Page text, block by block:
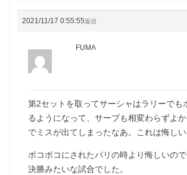
2021/11/17 0:55:55返信
FUMA
第2セットを取ってサーシャはラリーでも
るようになって、サーブも相変わらずよ
でミスが出てしまったなあ。これは悔しい
ボコボコにされたパリの時より悔しいので
決勝みたいな試合でした。